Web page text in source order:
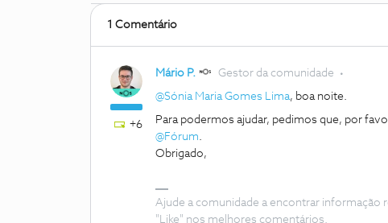
1 Comentário
+6
Mário P. Gestor da comunidade
@Sónia Maria Gomes Lima, boa noite.
Para podermos ajudar, pedimos que, por
@Fórum.
Obrigado,
Ajude a comunidade a encontrar informação
"Like" nos melhores comentários.